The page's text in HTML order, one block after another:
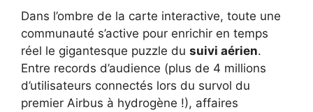
Dans l’ombre de la carte interactive, toute une
communauté s’active pour enrichir en temps
réel le gigantesque puzzle du suivi aérien.
Entre records d’audience (plus de 4 millions
d’utilisateurs connectés lors du survol du
premier Airbus à hydrogène !), affaires